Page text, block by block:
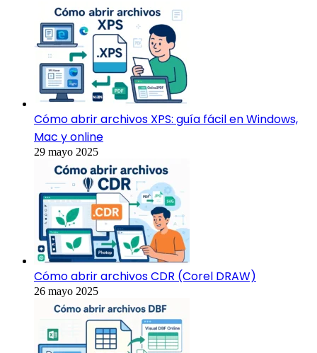
Cómo abrir archivos XPS: guía fácil en Windows,
Mac y online
29 mayo 2025
Cómo abrir archivos CDR (Corel DRAW)
26 mayo 2025